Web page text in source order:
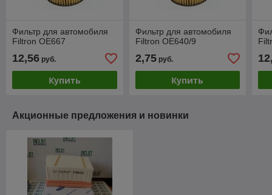
Фильтр для автомобиля
Filtron OE667
12,56 руб.
Купить
Фильтр для автомобиля
Filtron OE640/9
2,75руб.
Купить
Акционные предложения и новинки